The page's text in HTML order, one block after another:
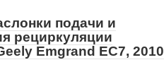
подачи и
рециркуляции
Emgrand EC7, 2010